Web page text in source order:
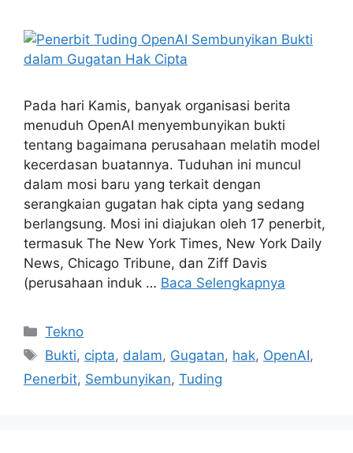
Pada hari Kamis, banyak organisasi berita
menuduh OpenAI menyembunyikan bukti
tentang bagaimana perusahaan melatih model
kecerdasan buatannya. Tuduhan ini muncul
dalam mosi baru yang terkait dengan
serangkaian gugatan hak cipta yang sedang
berlangsung. Mosi ini diajukan oleh 17 penerbit,
termasuk The New York Times, New York Daily
News, Chicago Tribune, dan Ziff Davis
(perusahaan induk … Baca Selengkapnya
Kategori
Tekno
Tag
Bukti, cipta, dalam, Gugatan, hak, OpenAI,
Penerbit, Sembunyikan, Tuding